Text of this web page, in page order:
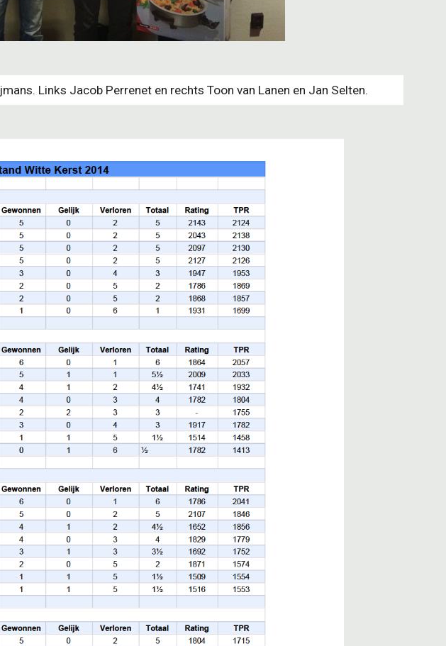
Links Jacob Perrenet en rechts Toon van Lanen en Jan Selten.